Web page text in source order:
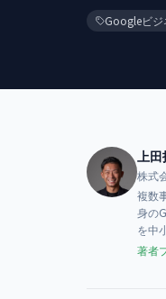
Googleビ
上田
株式
複数
身の
を中
著者